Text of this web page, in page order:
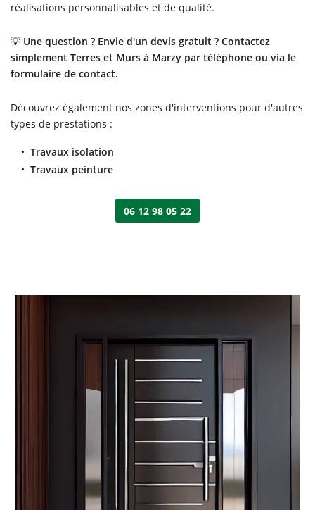
réalisations personnalisables et de qualité.
💡 Une question ? Envie d'un devis gratuit ? Contactez
simplement Terres et Murs à Marzy par téléphone ou via le
formulaire de contact.
Découvrez également nos zones d'interventions pour d'autres
types de prestations :
Travaux isolation
Travaux peinture
06 12 98 05 22